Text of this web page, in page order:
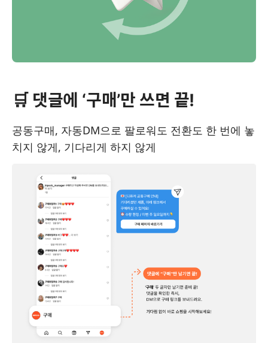
🛒 댓글에 ‘구매’만 쓰면 끝!
공동구매, 자동DM으로 팔로워도 전환도 한 번에 놓
치지 않게, 기다리게 하지 않게